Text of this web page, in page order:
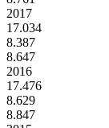
2017
17.034
8.387
8.647
2016
17.476
8.629
8.847